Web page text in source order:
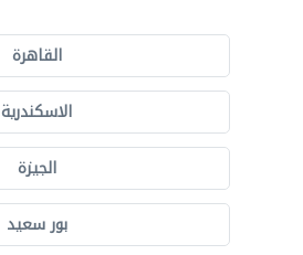
القاهرة
الاسكندرية
الجيزة
بور سعيد